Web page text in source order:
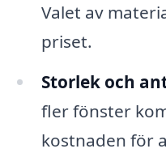
Valet av
priset.
Storlek och
fler fönster
kostnaden för